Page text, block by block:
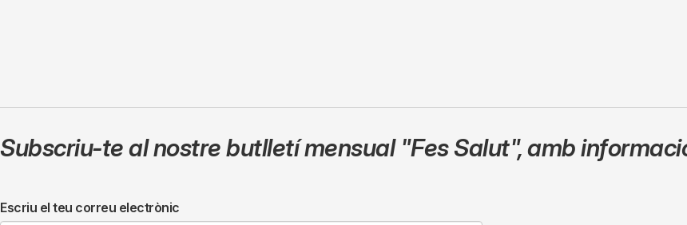
Subscriu-te al nostre butlletí mensual "Fes Salut",amb
Escriu el teu correu electrònic